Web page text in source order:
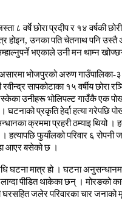
८ वर्षेछोराप्रदीपर १४ वर्षकीछोरी
होइन,उनकापतिचेतनाथपनिउस्तै
भएकालेउनीमनथाम्न
भोजपुरकोअरुणगाउँपालिका-३
रवीन्द्रसापकोटाका १५ वर्षीयछोरा
उनीहरूभोलिपल्टगाउँकैएक
। घटनाकोप्रकृतिहेर्दाहत्यागरेपछि
क्रममाप्रहरीठम्याइथियो ।
। हत्यापछिफुयाँलकोपरिवार ६ रोपनी
आएरबसेकोछ ।
घटनामात्रहो । घटना
पीडितथाकेकाछन् । मोरङको
घरसहितजलेरपरिवारकाचारजनाको